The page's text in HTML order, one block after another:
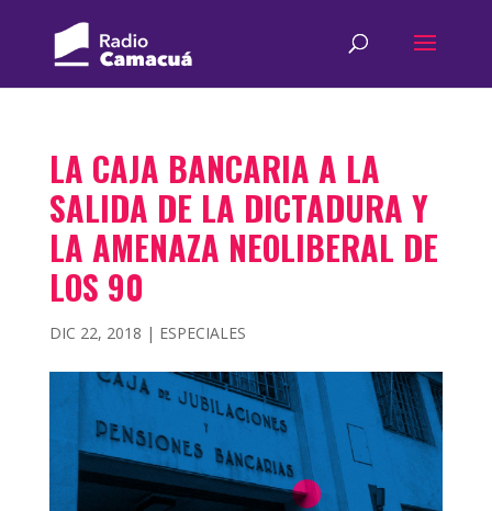
LA CAJA BANCARIA A LA
SALIDA DE LA DICTADURA Y
LA AMENAZA NEOLIBERAL DE
LOS 90
DIC 22, 2018 | ESPECIALES